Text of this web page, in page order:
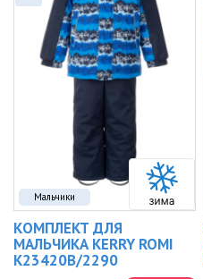
Мальчики
КОМПЛЕКТ ДЛЯ
МАЛЬЧИКА KERRY ROMI
K23420B/2290